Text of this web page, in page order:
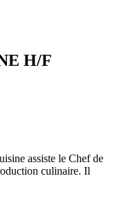
H/F
assiste le Chef de
culinaire. Il